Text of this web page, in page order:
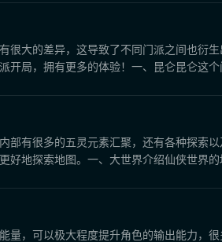
大的差异，这导致了不同门派之间也衍
局，拥有更多的体验！一、昆仑昆仑这
有很多的五灵元素汇聚，还有各种探索
好地探索地图。一、大世界介绍仙侠世界
，可以极大程度提升角色的输出能力，